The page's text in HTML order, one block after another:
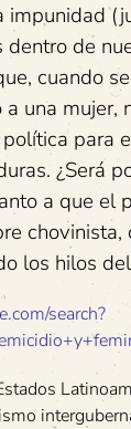
impunidad
dentro de
cuando
una mujer,
para
¿Será
a que el
chovinista,
los hilos
search?